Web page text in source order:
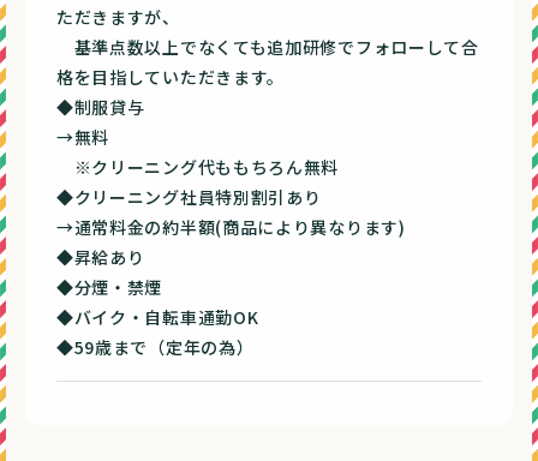
ただきますが、
基準点数以上でなくても追加研修でフォローして合
格を目指していただきます。
◆制服貸与
→無料
※クリーニング代ももちろん無料
◆クリーニング社員特別割引あり
→通常料金の約半額(商品により異なります)
◆昇給あり
◆分煙・禁煙
◆バイク・自転車通勤OK
◆59歳まで（定年の為）